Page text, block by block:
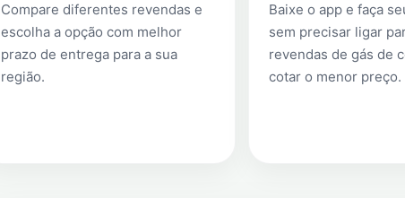
Compare diferentes revendas e
escolha a opção com melhor
prazo de entrega para a sua
região.
Baixe o app e faça
sem precisar ligar
revendas de gás de
cotar o menor preço.